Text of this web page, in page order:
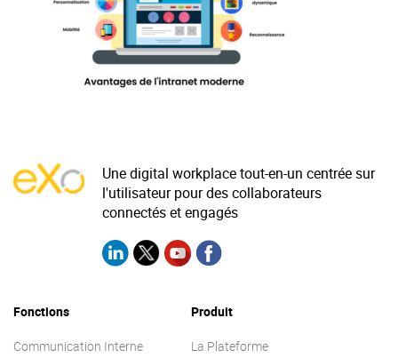
Intégrations
IA maitrisée
Architecture
Offre Enterprise
Offre Professionnelle
A propos d’eXo
Centre de ressources
Contactez-nous
Essayez eXo
Une digital workplace tout-en-un centrée sur
l'utilisateur pour des collaborateurs
connectés et engagés
Fonctions
Communication Interne
Produit
La Plateforme